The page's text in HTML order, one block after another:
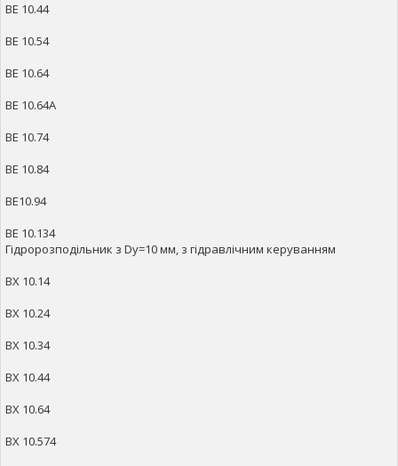
ВЕ 10.44
ВЕ 10.54
ВЕ 10.64
ВЕ 10.64А
ВЕ 10.74
ВЕ 10.84
ВЕ10.94
ВЕ 10.134
Гідророзподільник з Dy=10 мм, з гідравлічним керуванням
ВХ 10.14
ВХ 10.24
ВХ 10.34
ВХ 10.44
ВХ 10.64
ВХ 10.574